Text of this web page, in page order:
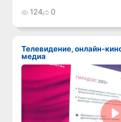
124 0
Телевидение, онлайн-кинотеатры, контент,
медиа